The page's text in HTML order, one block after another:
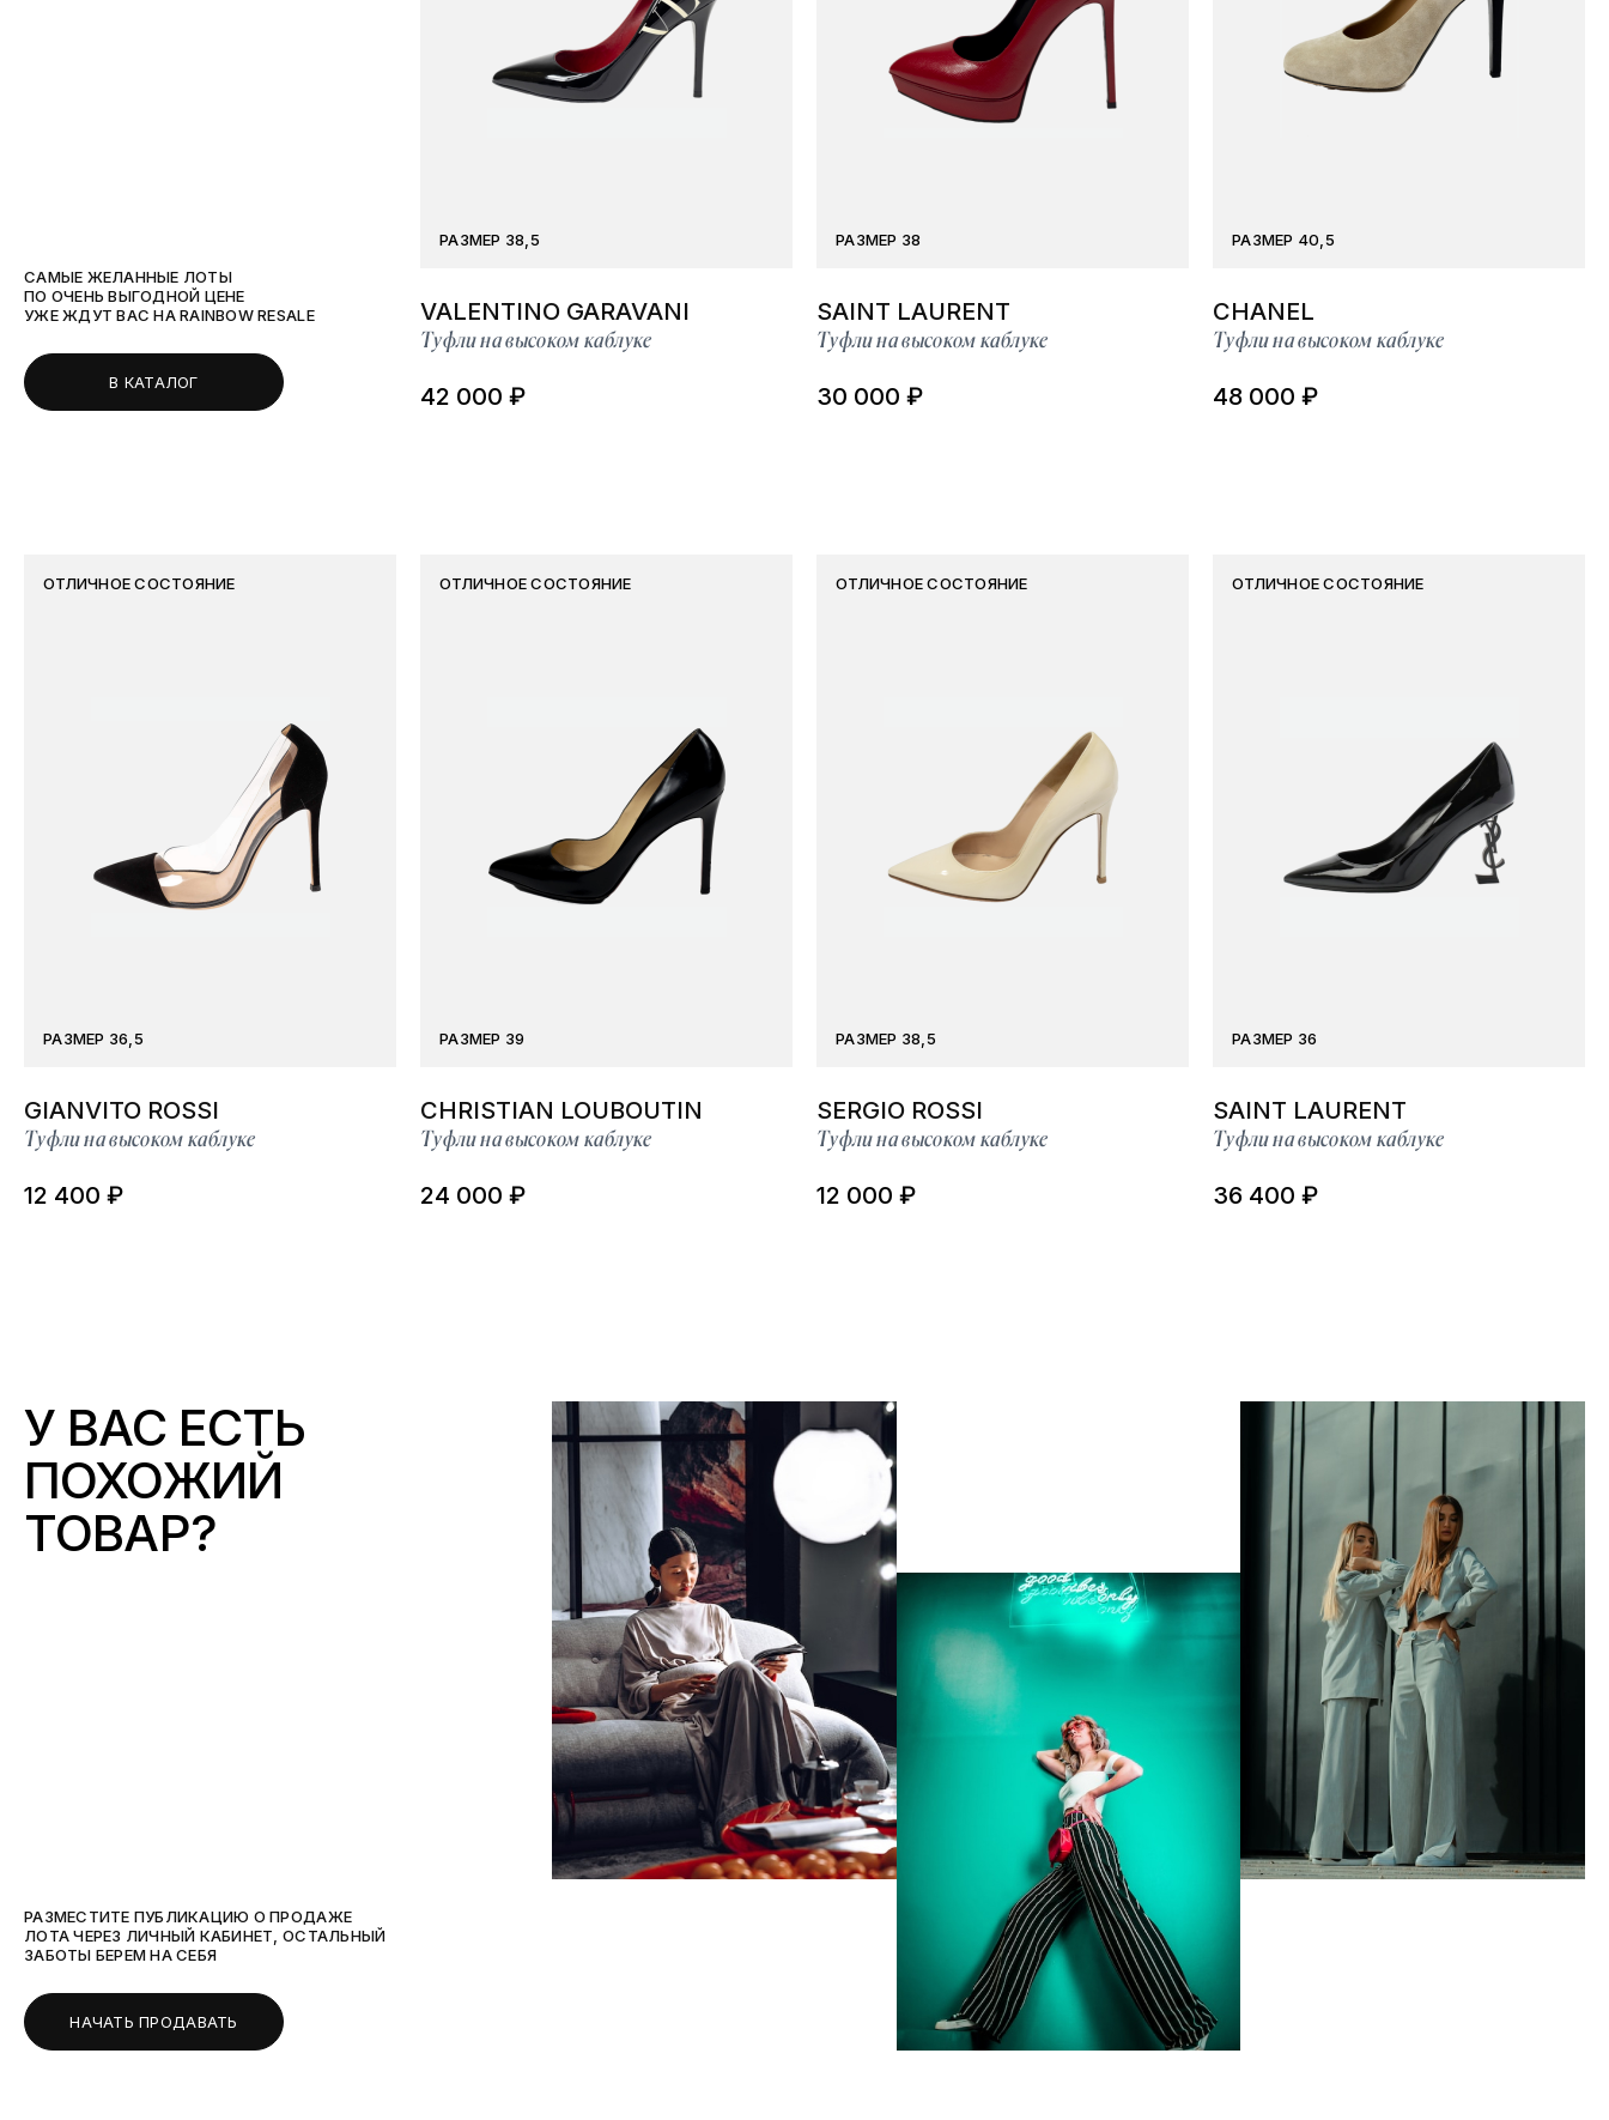
САМЫЕ ЖЕЛАННЫЕ ЛОТЫ
ПО ОЧЕНЬ ВЫГОДНОЙ ЦЕНЕ
УЖЕ ЖДУТ ВАС НА RAINBOW RESALE
В КАТАЛОГ
РАЗМЕР 38,5
VALENTINO GARAVANI
Туфли на высоком каблуке
42 000 ₽
РАЗМЕР 38
SAINT LAURENT
Туфли на высоком каблуке
30 000 ₽
РАЗМЕР 40,5
CHANEL
Туфли на высоком каблуке
48 000 ₽
ОТЛИЧНОЕ СОСТОЯНИЕ
РАЗМЕР 36,5
GIANVITO ROSSI
Туфли на высоком каблуке
12 400 ₽
ОТЛИЧНОЕ СОСТОЯНИЕ
РАЗМЕР 39
CHRISTIAN LOUBOUTIN
Туфли на высоком каблуке
24 000 ₽
ОТЛИЧНОЕ СОСТОЯНИЕ
РАЗМЕР 38,5
SERGIO ROSSI
Туфли на высоком каблуке
12 000 ₽
ОТЛИЧНОЕ СОСТОЯНИЕ
РАЗМЕР 36
SAINT LAURENT
Туфли на высоком каблуке
36 400 ₽
У ВАС ЕСТЬ
ПОХОЖИЙ
ТОВАР?
РАЗМЕСТИТЕ ПУБЛИКАЦИЮ О ПРОДАЖЕ
ЛОТА ЧЕРЕЗ ЛИЧНЫЙ КАБИНЕТ, ОСТАЛЬНЫЙ
ЗАБОТЫ БЕРЕМ НА СЕБЯ
НАЧАТЬ ПРОДАВАТЬ